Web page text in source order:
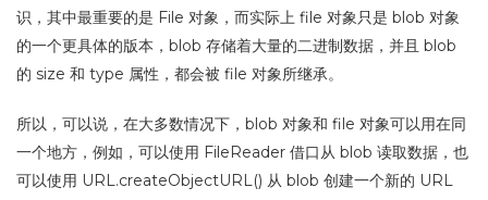
识，其中最重要的是 File 对象，而实际上 file 对象只是 blob 对象
的一个更具体的版本，blob 存储着大量的二进制数据，并且 blob
的 size 和 type 属性，都会被 file 对象所继承。
所以，可以说，在大多数情况下，blob 对象和 file 对象可以用在同
一个地方，例如，可以使用 FileReader 借口从 blob 读取数据，也
可以使用 URL.createObjectURL() 从 blob 创建一个新的 URL